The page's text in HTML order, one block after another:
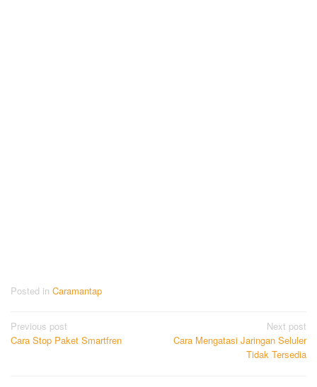
Posted in Caramantap
Post
navigation
Previous post
Cara Stop Paket Smartfren
Next post
Cara Mengatasi Jaringan Seluler
Tidak Tersedia